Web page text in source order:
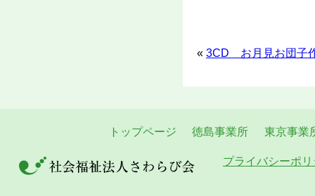
« 3CD お月見お団子
トップページ 徳島事業所 東京事業
プライバシーポ